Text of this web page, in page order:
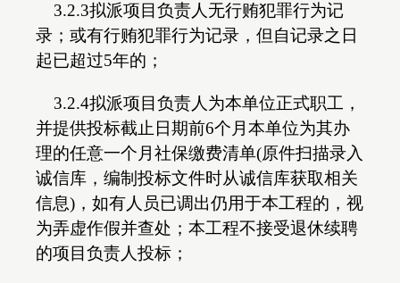
3.2.3拟派项目负责人无行贿犯罪行为记
录；或有行贿犯罪行为记录，但自记录之日
起已超过5年的；
3.2.4拟派项目负责人为本单位正式职工，
并提供投标截止日期前6个月本单位为其办
理的任意一个月社保缴费清单(原件扫描录入
诚信库，编制投标文件时从诚信库获取相关
信息)，如有人员已调出仍用于本工程的，视
为弄虚作假并查处；本工程不接受退休续聘
的项目负责人投标；